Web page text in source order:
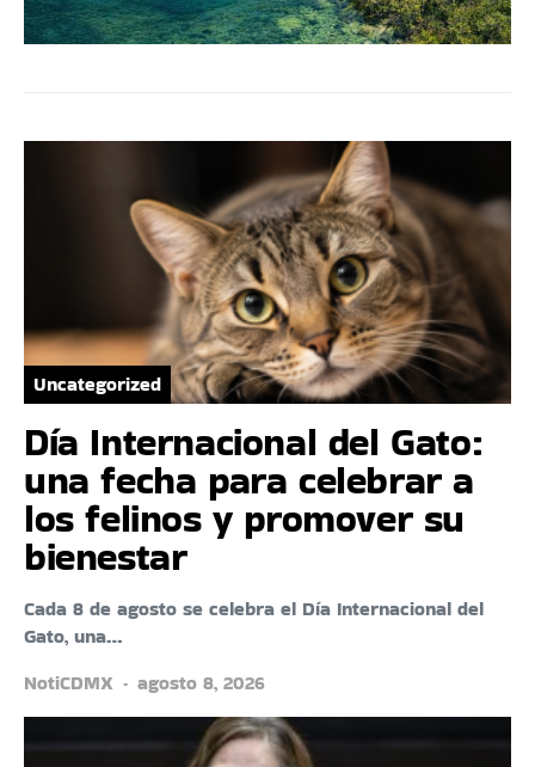
Uncategorized
Día Internacional del Gato:
una fecha para celebrar a
los felinos y promover su
bienestar
Cada 8 de agosto se celebra el Día Internacional del
Gato, una…
NotiCDMX
agosto 8, 2026